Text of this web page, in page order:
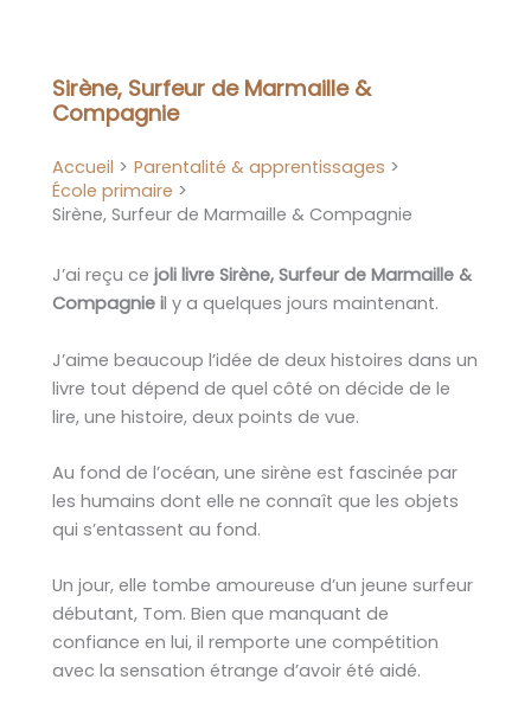
Sirène, Surfeur de Marmaille &
Compagnie
Accueil
Parentalité & apprentissages
École primaire
Sirène, Surfeur de Marmaille & Compagnie
J’ai reçu ce joli livre Sirène, Surfeur de Marmaille &
Compagnie il y a quelques jours maintenant.
J’aime beaucoup l’idée de deux histoires dans un
livre tout dépend de quel côté on décide de le
lire, une histoire, deux points de vue.
Au fond de l’océan, une sirène est fascinée par
les humains dont elle ne connaît que les objets
qui s’entassent au fond.
Un jour, elle tombe amoureuse d’un jeune surfeur
débutant, Tom. Bien que manquant de
confiance en lui, il remporte une compétition
avec la sensation étrange d’avoir été aidé.